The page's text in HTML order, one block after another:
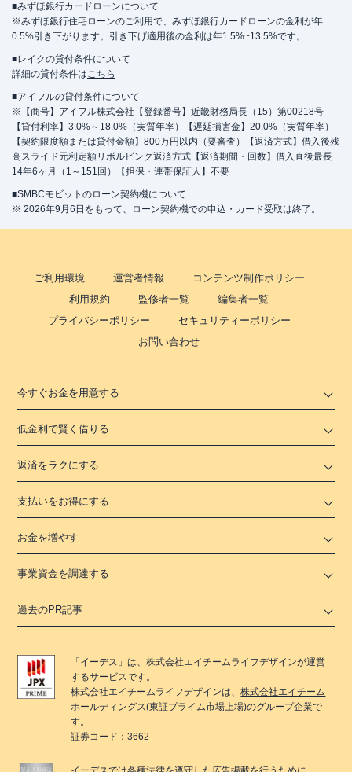
■みずほ銀行カードローンについて
※みずほ銀行住宅ローンのご利用で、みずほ銀行カードローンの金利が年
0.5%引き下がります。引き下げ適用後の金利は年1.5%~13.5%です。
■レイクの貸付条件について
詳細の貸付条件はこちら
■アイフルの貸付条件について
※【商号】アイフル株式会社【登録番号】近畿財務局長（15）第00218号
【貸付利率】3.0%～18.0%（実質年率）【遅延損害金】20.0%（実質年率）
【契約限度額または貸付金額】800万円以内（要審査）【返済方式】借入後残
高スライド元利定額リボルビング返済方式【返済期間・回数】借入直後最長
14年6ヶ月（1～151回）【担保・連帯保証人】不要
■SMBCモビットのローン契約機について
※ 2026年9月6日をもって、ローン契約機での申込・カード受取は終了。
ご利用環境 運営者情報
コンテンツ制作ポリシー
利用規約
監修者一覧
編集者一覧
プライバシーポリシー
セキュリティーポリシー
お問い合わせ
今すぐお金を用意する
低金利で賢く借りる
返済をラクにする
支払いをお得にする
お金を増やす
事業資金を調達する
過去のPR記事
「 イーデス 」は、株式会社エイチームライフデザインが運営
するサービスです。
株式会社エイチームライフデザインは、株式会社エイチーム
ホールディングス(東証プライム市場上場)のグループ企業で
す。
証券コード：3662